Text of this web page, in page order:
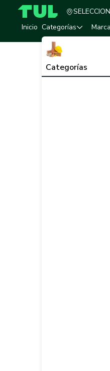
TUL - Tu Marketplace
Inicio Categorías
Categorías